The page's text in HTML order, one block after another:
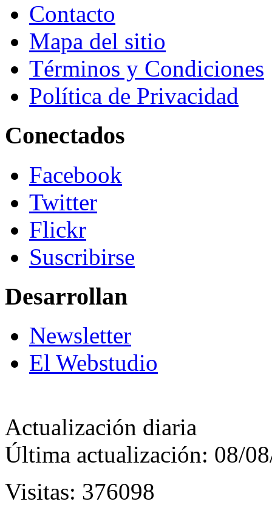
Contacto
Mapa del sitio
Términos y Condiciones
Política de Privacidad
Conectados
Facebook
Twitter
Flickr
Suscribirse
Desarrollan
Newsletter
El Webstudio
Actualización diaria
Última actualización: 08/
Visitas: 376098